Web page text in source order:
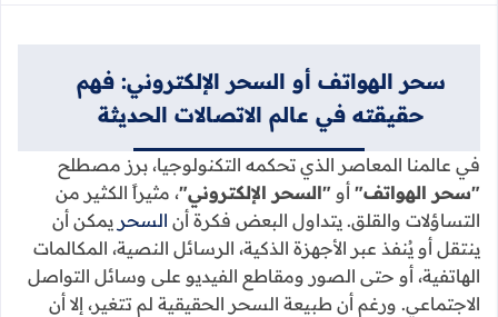
سحر الهواتف أو السحر الإلكتروني: فهم
حقيقته في عالم الاتصالات الحديثة
في عالمنا المعاصر الذي تحكمه التكنولوجيا، برز مصطلح
"سحر الهواتف" أو "السحر الإلكتروني"، مثيراً الكثير من
التساؤلات والقلق. يتداول البعض فكرة أن السحر يمكن أن
ينتقل أو يُنفذ عبر الأجهزة الذكية، الرسائل النصية، المكالمات
الهاتفية، أو حتى الصور ومقاطع الفيديو على وسائل التواصل
الاجتماعي. ورغم أن طبيعة السحر الحقيقية لم تتغير، إلا أن